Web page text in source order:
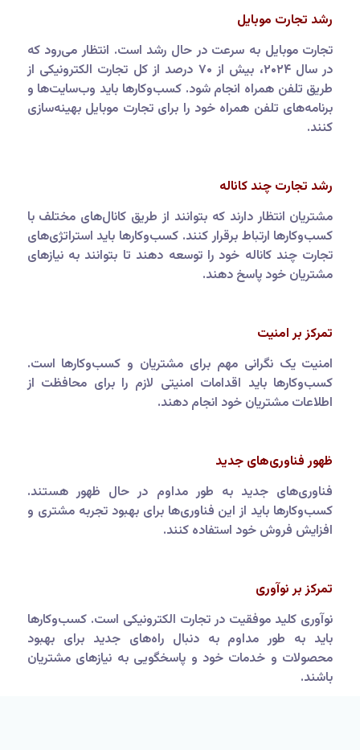
رشد تجارت موبایل
تجارت موبایل به سرعت در حال رشد است. انتظار می‌رود که
در سال ۲۰۲۴، بیش از ۷۰ درصد از کل تجارت الکترونیکی از
طریق تلفن همراه انجام شود. کسب‌وکارها باید وب‌سایت‌ها و
برنامه‌های تلفن همراه خود را برای تجارت موبایل بهینه‌سازی
کنند.
رشد تجارت چند کاناله
مشتریان انتظار دارند که بتوانند از طریق کانال‌های مختلف با
کسب‌وکارها ارتباط برقرار کنند. کسب‌وکارها باید استراتژی‌های
تجارت چند کاناله خود را توسعه دهند تا بتوانند به نیازهای
مشتریان خود پاسخ دهند.
تمرکز بر امنیت
امنیت یک نگرانی مهم برای مشتریان و کسب‌وکارها است.
کسب‌وکارها باید اقدامات امنیتی لازم را برای محافظت از
اطلاعات مشتریان خود انجام دهند.
ظهور فناوری‌های جدید
فناوری‌های جدید به طور مداوم در حال ظهور هستند.
کسب‌وکارها باید از این فناوری‌ها برای بهبود تجربه مشتری و
افزایش فروش خود استفاده کنند.
تمرکز بر نوآوری
نوآوری کلید موفقیت در تجارت الکترونیکی است. کسب‌وکارها
باید به طور مداوم به دنبال راه‌های جدید برای بهبود
محصولات و خدمات خود و پاسخگویی به نیازهای مشتریان
باشند.